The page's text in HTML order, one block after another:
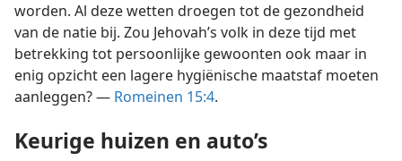
worden. Al deze wetten droegen tot de gezondheid
van de natie bij. Zou Jehovah’s volk in deze tijd met
betrekking tot persoonlijke gewoonten ook maar in
enig opzicht een lagere hygiënische maatstaf moeten
aanleggen? — Romeinen 15:4.
Keurige huizen en auto’s